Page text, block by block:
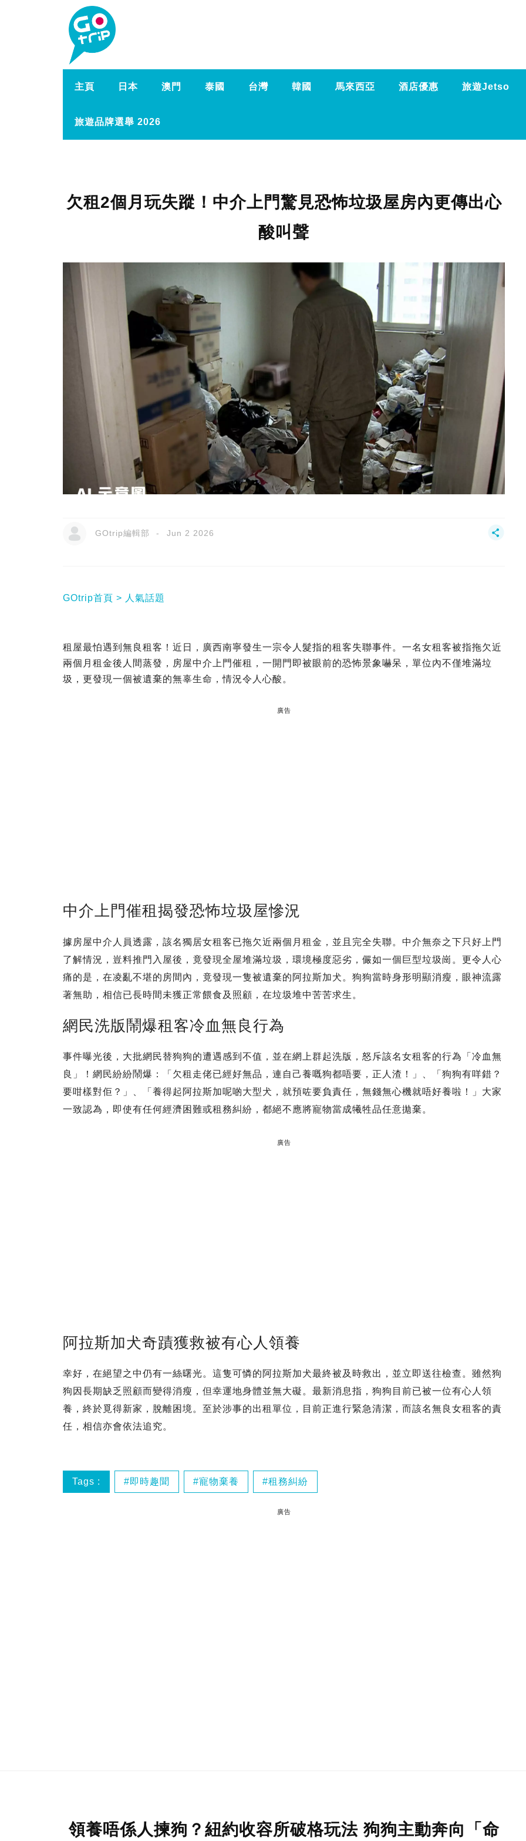
主頁 日本 澳門 泰國 台灣 韓國 馬來西亞 酒店優惠 旅遊Jetso
旅遊品牌選舉 2026
欠租2個月玩失蹤！中介上門驚見恐怖垃圾屋房內更傳出心
酸叫聲
GOtrip編輯部 Jun 2 2026
GOtrip首頁 人氣話題
租屋最怕遇到無良租客！近日，廣西南寧發生一宗令人髮指的租客失聯事件。一名女租客被指拖欠近
兩個月租金後人間蒸發，房屋中介上門催租，一開門即被眼前的恐怖景象嚇呆，單位內不僅堆滿垃
圾，更發現一個被遺棄的無辜生命，情況令人心酸。
廣告
中介上門催租揭發恐怖垃圾屋慘況
據房屋中介人員透露，該名獨居女租客已拖欠近兩個月租金，並且完全失聯。中介無奈之下只好上門
了解情況，豈料推門入屋後，竟發現全屋堆滿垃圾，環境極度惡劣，儼如一個巨型垃圾崗。更令人心
痛的是，在凌亂不堪的房間內，竟發現一隻被遺棄的阿拉斯加犬。狗狗當時身形明顯消瘦，眼神流露
著無助，相信已長時間未獲正常餵食及照顧，在垃圾堆中苦苦求生。
網民洗版鬧爆租客冷血無良行為
事件曝光後，大批網民替狗狗的遭遇感到不值，並在網上群起洗版，怒斥該名女租客的行為「冷血無
良」！網民紛紛鬧爆：「欠租走佬已經好無品，連自己養嘅狗都唔要，正人渣！」、「狗狗有咩錯？
要咁樣對佢？」、「養得起阿拉斯加呢啲大型犬，就預咗要負責任，無錢無心機就唔好養啦！」大家
一致認為，即使有任何經濟困難或租務糾紛，都絕不應將寵物當成犧牲品任意拋棄。
廣告
阿拉斯加犬奇蹟獲救被有心人領養
幸好，在絕望之中仍有一絲曙光。這隻可憐的阿拉斯加犬最終被及時救出，並立即送往檢查。雖然狗
狗因長期缺乏照顧而變得消瘦，但幸運地身體並無大礙。最新消息指，狗狗目前已被一位有心人領
養，終於覓得新家，脫離困境。至於涉事的出租單位，目前正進行緊急清潔，而該名無良女租客的責
任，相信亦會依法追究。
Tags : 即時趣聞 寵物棄養 租務糾紛
廣告
領養唔係人揀狗？紐約收容所破格玩法 狗狗主動奔向「命